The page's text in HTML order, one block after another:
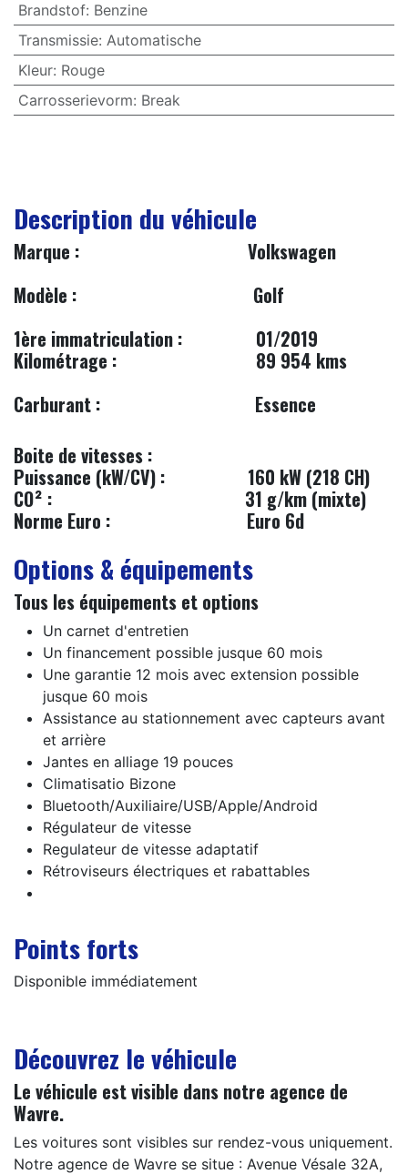
Brandstof: Benzine
Transmissie: Automatische
Kleur: Rouge
Carrosserievorm: Break
Description du véhicule
​Marque : Volkswagen
Modèle :
Golf
1ère immatriculation :
​01/2019
Kilométrage :
89 954 kms
Carburant :
​​Essence​
Boite de vitesses :
Puissance (kW/CV) :
​​160 kW (218 CH)
CO² :
​31 g/km (mixte)
Norme Euro :
​Euro 6d
Options & équipements
Tous les équipements et options
Un carnet d'entretien
Un financement possible jusque 60 mois
Une garantie 12 mois avec extension possible
jusque 60 mois
Assistance au stationnement avec capteurs avant
et arrière
Jantes en alliage 19 pouces
Climatisatio Bizone
Bluetooth/Auxiliaire/USB/Apple/Android
Régulateur de vitesse
Regulateur de vitesse adaptatif
Rétroviseurs électriques et rabattables
Points forts
Disponible immédiatement
Découvrez le véhicule
Le véhicule est visible dans notre agence de
Wavre.
Les voitures sont visibles sur rendez-vous uniquement.
Notre agence de Wavre se situe : Avenue Vésale 32A,